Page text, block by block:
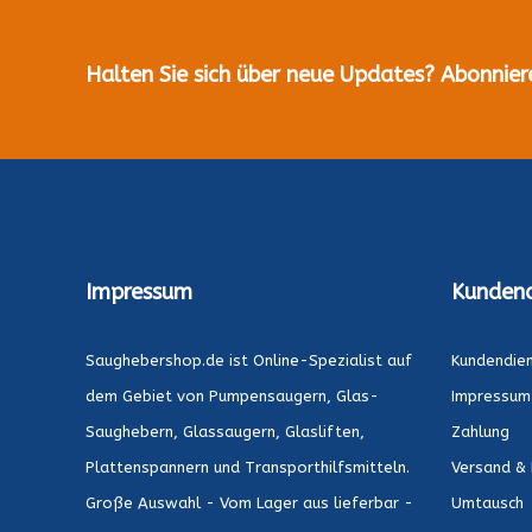
Halten Sie sich über neue Updates?
Impressum
Saughebershop.de ist Online-Spezialist auf
dem Gebiet von Pumpensaugern, Glas-
Saughebern, Glassaugern, Glasliften,
Plattenspannern und Transporthilfsmitteln.
Große Auswahl - Vom Lager aus lieferbar -
Impressum
Zahlung
Versand &
Umtausch